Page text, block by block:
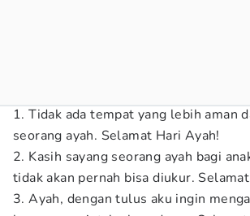
1. Tidak ada tempat yang lebih aman
seorang ayah. Selamat Hari Ayah!
2. Kasih sayang seorang ayah bagi
tidak akan pernah bisa diukur.
3. Ayah, dengan tulus aku ingin